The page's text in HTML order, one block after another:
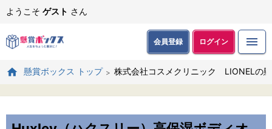
ようこそ ゲスト さん
会員登録 ログイン
懸賞ボックス トップ 株式会社コスメクリニック LIONELの